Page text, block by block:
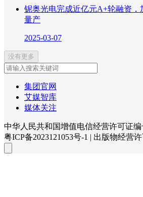
铌奥光电完成近亿元A+轮融资
量产
2025-03-07
没有更多
集团官网
艾媒智库
媒体关注
中华人民共和国增值电信经营许可证编
粤ICP备2023121053号-1 | 出版物经营